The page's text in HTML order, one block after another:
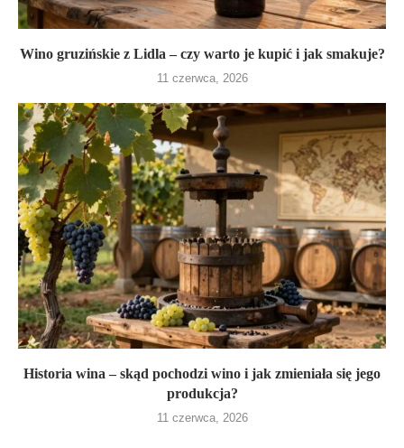
Wino gruzińskie z Lidla – czy warto je kupić i jak smakuje?
11 czerwca, 2026
Historia wina – skąd pochodzi wino i jak zmieniała się jego
produkcja?
11 czerwca, 2026